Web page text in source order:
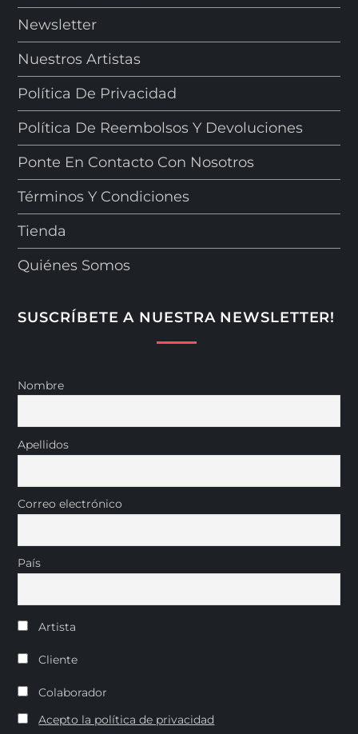
Newsletter
Nuestros Artistas
Política De Privacidad
Política De Reembolsos Y Devoluciones
Ponte En Contacto Con Nosotros
Términos Y Condiciones
Tienda
Quiénes Somos
SUSCRÍBETE A NUESTRA NEWSLETTER!
Nombre
Apellidos
Correo electrónico
País
Artista
Cliente
Colaborador
Acepto la política de privacidad